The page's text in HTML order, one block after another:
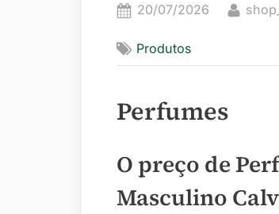
Posted
20/07/2026 By
Produtos
Perfumes
O preço de
Masculino